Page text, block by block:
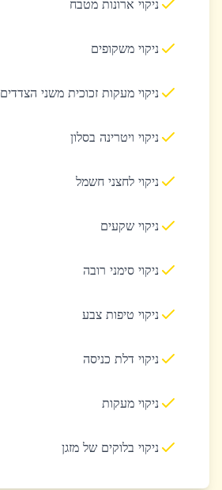
ניקוי ארונות מטבח
ניקוי משקופים
ניקוי מעקות זכוכית משני הצדדים
ניקוי ויטרינה בסלון
ניקוי לחצני חשמל
ניקוי שקעים
ניקוי סימני רובה
ניקוי טיפות צבע
ניקוי דלת כניסה
ניקוי מעקות
ניקוי בלוקים של מזגן